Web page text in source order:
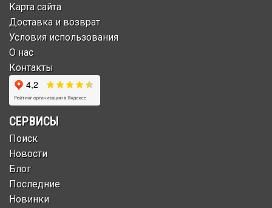
Карта сайта
Доставка и возврат
Условия использования
О нас
Контакты
СЕРВИСЫ
Поиск
Новости
Блог
Последние
Новинки